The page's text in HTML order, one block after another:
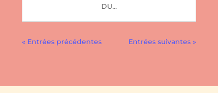
DU...
« Entrées précédentes Entrées suivantes »